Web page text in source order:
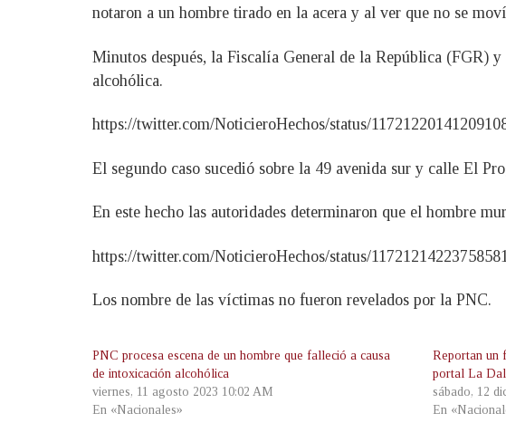
notaron a un hombre tirado en la acera y al ver que no se
Minutos después, la Fiscalía General de la República (FGR)
alcohólica.
https://twitter.com/NoticieroHechos/status/
El segundo caso sucedió sobre la 49 avenida sur y calle El
En este hecho las autoridades determinaron que el hombre
https://twitter.com/NoticieroHechos/status/
Los nombre de las víctimas no fueron revelados por la PNC.
PNC procesa escena de un hombre que falleció a causa
de intoxicación alcohólica
viernes, 11 agosto 2023 10:02 AM
En «Nacionales»
Reportan un
portal La
sábado, 12
En